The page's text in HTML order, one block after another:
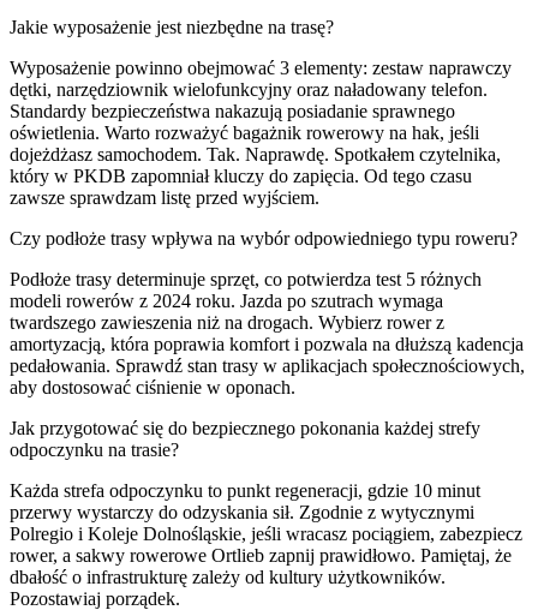
Jakie wyposażenie jest niezbędne na trasę?
Wyposażenie powinno obejmować 3 elementy: zestaw naprawczy
dętki, narzędziownik wielofunkcyjny oraz naładowany telefon.
Standardy bezpieczeństwa nakazują posiadanie sprawnego
oświetlenia. Warto rozważyć bagażnik rowerowy na hak, jeśli
dojeżdżasz samochodem. Tak. Naprawdę. Spotkałem czytelnika,
który w PKDB zapomniał kluczy do zapięcia. Od tego czasu
zawsze sprawdzam listę przed wyjściem.
Czy podłoże trasy wpływa na wybór odpowiedniego typu roweru?
Podłoże trasy determinuje sprzęt, co potwierdza test 5 różnych
modeli rowerów z 2024 roku. Jazda po szutrach wymaga
twardszego zawieszenia niż na drogach. Wybierz rower z
amortyzacją, która poprawia komfort i pozwala na dłuższą kadencja
pedałowania. Sprawdź stan trasy w aplikacjach społecznościowych,
aby dostosować ciśnienie w oponach.
Jak przygotować się do bezpiecznego pokonania każdej strefy
odpoczynku na trasie?
Każda strefa odpoczynku to punkt regeneracji, gdzie 10 minut
przerwy wystarczy do odzyskania sił. Zgodnie z wytycznymi
Polregio i Koleje Dolnośląskie, jeśli wracasz pociągiem, zabezpiecz
rower, a sakwy rowerowe Ortlieb zapnij prawidłowo. Pamiętaj, że
dbałość o infrastrukturę zależy od kultury użytkowników.
Pozostawiaj porządek.